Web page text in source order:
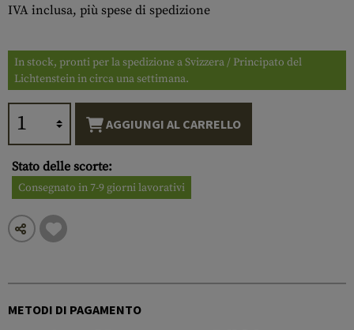
IVA inclusa, più spese di spedizione
In stock, pronti per la spedizione a Svizzera / Principato del
Lichtenstein in circa una settimana.
AGGIUNGI AL CARRELLO
Stato delle scorte:
Consegnato in 7-9 giorni lavorativi
METODI DI PAGAMENTO